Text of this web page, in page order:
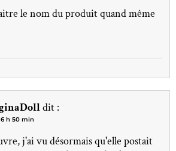
le nom du produit quand même
dit :
h 50 min
j'ai vu désormais qu'elle postait